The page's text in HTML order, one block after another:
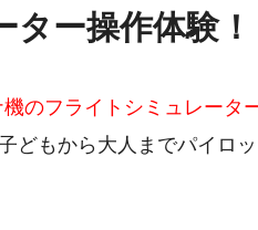
ー操作体験！
のフライトシミュレータ
どもから大人までパイロ